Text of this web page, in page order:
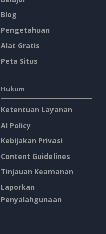
Blog
Pengetahuan
Alat Gratis
Peta Situs
Hukum
Ketentuan Layanan
AI Policy
Kebijakan Privasi
Content Guidelines
Tinjauan Keamanan
Laporkan
Penyalahgunaan